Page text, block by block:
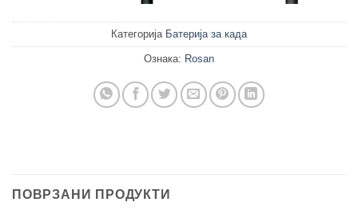
Категорија Батерија за када
Ознака: Rosan
ПОВРЗАНИ ПРОДУКТИ